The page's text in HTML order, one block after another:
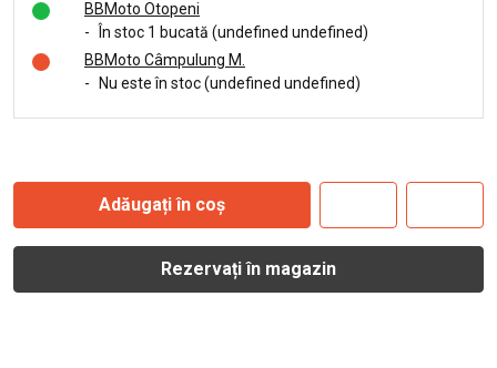
BBMoto Otopeni
-
În stoc 1 bucată (undefined undefined)
BBMoto Câmpulung M.
-
Nu este în stoc (undefined undefined)
Adăugați în coș
Rezervați în magazin